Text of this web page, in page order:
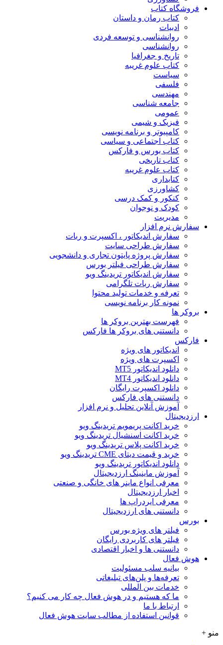
فروشگاه کتاب
کتاب رمان و داستان
ادبیات
روانشناسی و توسعه فردی
روانشناسی
تاریخ و جغرافیا
کتاب علوم غریبه
سیاست
فلسفی
مهندسی
جامعه شناسی
عمومی
فیزیک و شیمی
کامپیوتر و برنامه نویسی
کتاب اجتماعی و سیاسی
کتاب بورس و فارکس
کتاب تاریخی
کتاب علوم غریبه
کتابداری
کشاورزی
کنکور و کمک‌ درسی
کودک و نوجوان
مدیریت
سفارش نرم افزار
سفارش اندیکاتور ، اکسپرت و ربات
سفارش طراحی سایت
سفارش پروژه پایتون تجاری و دانشجویی
سفارش طراحی فیلتر بورس
سفارش اندیکاتور تریدینگ ویو
سفارش ربات تلگرامی
تعرفه و خدمات تولید محتوا
نمونه کار برنامه نویسی
بروکر ها
فهرست بهترین بروکر ها
دانستنی های بروکر ها فارکس
فارکس
اندیکاتور های ویژه
اکسپرت های ویژه
دانلود اندیکاتور MT5
دانلود اندیکاتور MT4
دانلود اکسپرت رایگان
دانستنی های فارکس
آموزش آنلاین تحلیل و نرم افزار
ارزدیجیتال
خرید اکانت پریمویم تریدینگ ویو
خرید اکانت اسنشیال تریدینگ ویو
خرید اکانت پلاس تریدینگ ویو
خرید و قیمت دیتای CME تریدینگ ویو
دانلود اندیکاتور تریدینگ ویو
آموزش ماینینگ ارزدیجیتال
معرفی انواع ماینر های خانگی و صنعتی
اخبار ارزدیجیتال
معرفی ایردراپ ها
دانستنی های ارزدیجیتال
بورس
فیلتر های ویژه بورس
فیلتر های کاربردی رایگان
دانستنی ها و اخبار اقتصادی
هوش فعال
بیانیه سلب مسئولیت
تعرفه‌ها و پلن‌های تبلیغاتی
خدمات بین المللی
ما که هستیم و در هوش فعال چه کار می کنیم؟
ارتباط با ما
قوانین استفاده از مطالب سایت هوش فعال
منو +